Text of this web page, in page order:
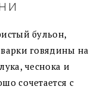
бульон,
говядины на
чеснока и
сочетается с